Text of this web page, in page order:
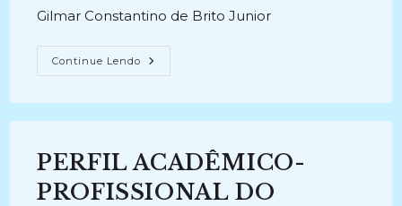
Gilmar Constantino de Brito Junior
Continue Lendo POR
QUE
NÃO
CONFIABILIDADE?
(2003-
2007)
PERFIL ACADÊMICO-
PROFISSIONAL DO